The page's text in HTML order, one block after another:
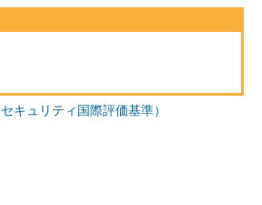
キュリティ国際評価基準）